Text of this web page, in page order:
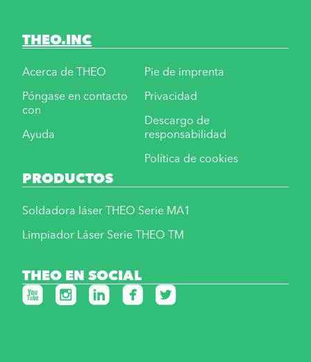
THEO.INC
Acerca de THEO
Póngase en contacto
con
Ayuda
Pie de imprenta
Privacidad
Descargo de
responsabilidad
Política de cookies
PRODUCTOS
Soldadora láser THEO Serie MA1
Limpiador Láser Serie THEO TM
THEO EN SOCIAL